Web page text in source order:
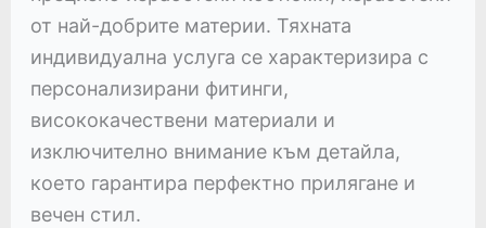
от най-добрите материи. Тяхната
индивидуална услуга се характеризира с
персонализирани фитинги,
висококачествени материали и
изключително внимание към детайла,
което гарантира перфектно прилягане и
вечен стил.